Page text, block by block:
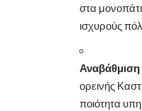
στα
ισχυρούς
ορεινής
ποιότητα